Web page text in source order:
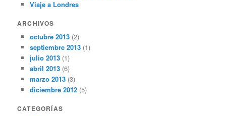
Viaje a Londres
ARCHIVOS
octubre 2013 (2)
septiembre 2013 (1)
julio 2013 (1)
abril 2013 (6)
marzo 2013 (3)
diciembre 2012 (5)
CATEGORÍAS